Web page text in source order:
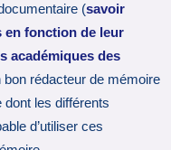
(savoir
en fonction de leur
académiques des
bon rédacteur de mémoire
les différents
d’utiliser ces